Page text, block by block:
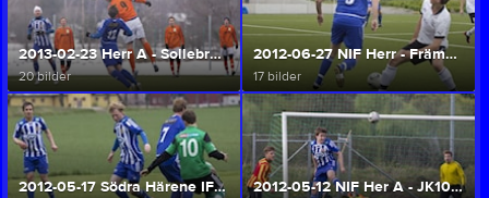
2013-02-23 Herr A - Sollebrunn AIK Träningsmatch (Herr A/U)
20 bilder
2012-06-27 NIF Herr - Främmestad IK (Herr A/U)
17 bilder
2012-05-17 Södra Härene IF - NIF Herr A (Herr A/U) 2012-05-12 NIF Her A - JK10 IF (Herr A/U)